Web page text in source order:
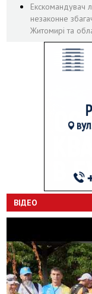
Екскомандувач
незаконне
Житомирі та
ВІДЕО